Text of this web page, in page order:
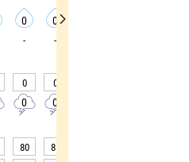
0 0
- -
0 0
0 0
80 81